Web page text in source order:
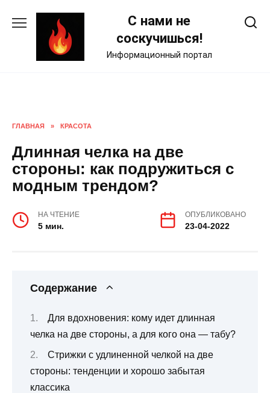
С нами не
соскучишься!
Информационный портал
ГЛАВНАЯ » КРАСОТА
Длинная челка на две
стороны: как подружиться с
модным трендом?
НА ЧТЕНИЕ
5 мин.
ОПУБЛИКОВАНО
23-04-2022
Содержание
Для вдохновения: кому идет длинная
челка на две стороны, а для кого она — табу?
Стрижки с удлиненной челкой на две
стороны: тенденции и хорошо забытая
классика